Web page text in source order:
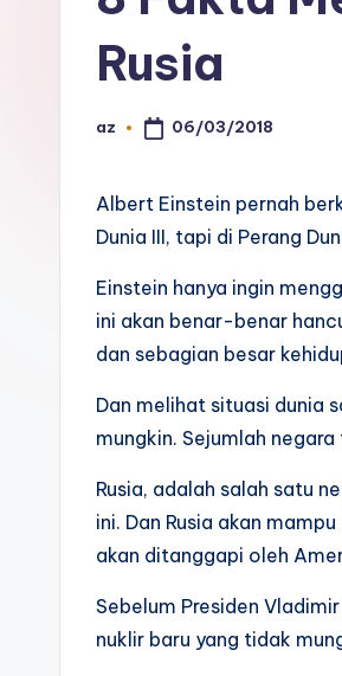
Rusia
Posted
az 06/03/2018
Albert Einstein pernah
Dunia III, tapi di Perang
Einstein hanya ingin
ini akan benar-benar
dan sebagian besar
Dan melihat situasi dunia
mungkin. Sejumlah
Rusia, adalah salah satu
ini. Dan Rusia akan
akan ditanggapi oleh
Sebelum Presiden
nuklir baru yang tidak